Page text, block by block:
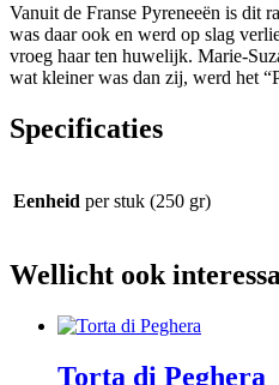
Vanuit de Franse Pyreneeën is dit
was daar ook en werd op slag
vroeg haar ten huwelijk. Marie-
wat kleiner was dan zij, werd het
Specificaties
Eenheid per stuk (250 gr)
Wellicht ook
Torta di Peghera